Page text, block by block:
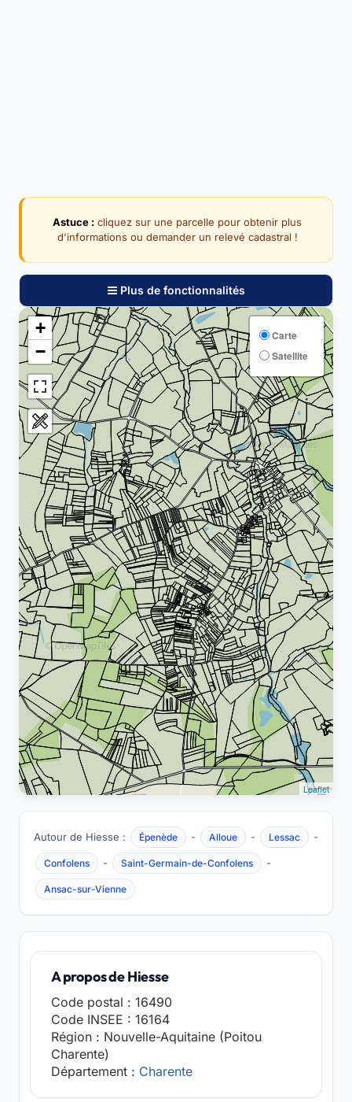
Astuce : cliquez sur une parcelle pour obtenir plus
d'informations ou demander un relevé cadastral !
Plus de fonctionnalités
+
−
Carte
Satellite
Leaflet
Autour de Hiesse : Épenède - Alloue - Lessac -
Confolens - Saint-Germain-de-Confolens -
Ansac-sur-Vienne
A propos de Hiesse
Code postal : 16490
Code INSEE : 16164
Région : Nouvelle-Aquitaine (Poitou
Charente)
Département : Charente